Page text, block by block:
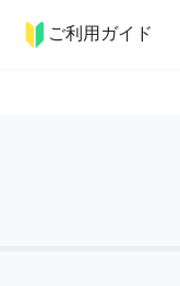
ご利用ガイド
ペット 料理